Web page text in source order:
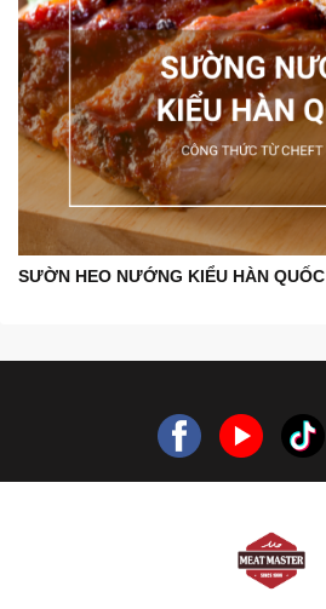
SƯỜN HEO NƯỚNG KIỂU HÀN QUỐC